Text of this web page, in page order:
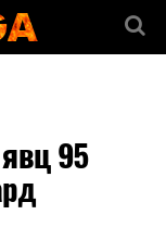
95